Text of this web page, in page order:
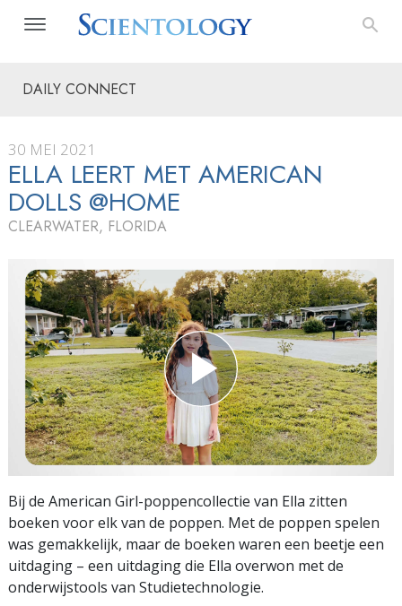
DAILY CONNECT
30 MEI 2021
ELLA LEERT MET AMERICAN
DOLLS @HOME
CLEARWATER, FLORIDA
Bij de American Girl-poppencollectie van Ella zitten
boeken voor elk van de poppen. Met de poppen spelen
was gemakkelijk, maar de boeken waren een beetje een
uitdaging – een uitdaging die Ella overwon met de
onderwijstools van Studietechnologie.